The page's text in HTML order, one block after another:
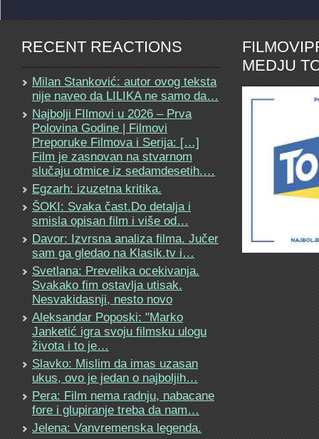
RECENT REACTIONS
Milan Stanković: autor ovog teksta
nije naveo da LILIKA ne samo da…
Najbolji FIlmovi u 2026 – Prva
Polovina Godine | Filmovi
Preporuke Filmova i Serija: […]
Film je zasnovan na stvarnom
slučaju otmice iz sedamdesetih.…
Egzarh: izuzetna kritika.
ŠOKI: Svaka čast.Do detalja i
smisla opisan film i više od…
Davor: Izvrsna analiza filma. Jučer
sam ga gledao na Klasik.tv i…
Svetlana: Prevelika ocekivanja.
Svakako fim ostavlja utisak.
Nesvakidasnji, nesto novo
Aleksandar Poposki: "Marko
Janketić igra svoju filmsku ulogu
života i to je…
Slavko: Mislim da imas uzasan
ukus, ovo je jedan o najboljih…
Pera: Film nema radnju, nabacane
fore i glupiranje treba da nam…
Jelena: Vanvremenska legenda.
MEDJU